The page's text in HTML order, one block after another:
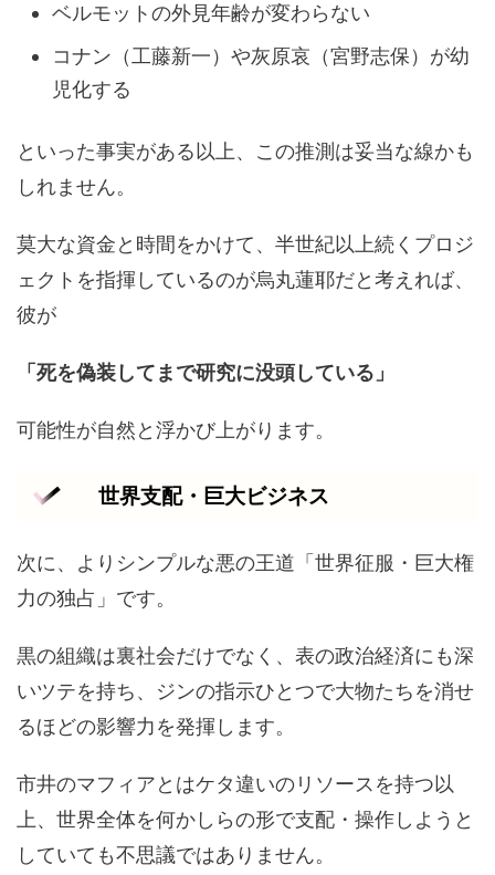
ベルモットの外見年齢が変わらない
コナン（工藤新一）や灰原哀（宮野志保）が幼
児化する
といった事実がある以上、この推測は妥当な線かも
しれません。
莫大な資金と時間をかけて、半世紀以上続くプロジ
ェクトを指揮しているのが烏丸蓮耶だと考えれば、
彼が
「死を偽装してまで研究に没頭している」
可能性が自然と浮かび上がります。
世界支配・巨大ビジネス
次に、よりシンプルな悪の王道「世界征服・巨大権
力の独占」です。
黒の組織は裏社会だけでなく、表の政治経済にも深
いツテを持ち、ジンの指示ひとつで大物たちを消せ
るほどの影響力を発揮します。
市井のマフィアとはケタ違いのリソースを持つ以
上、世界全体を何かしらの形で支配・操作しようと
していても不思議ではありません。